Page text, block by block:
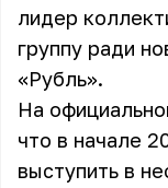
лидер
группу ради
«Рубль».
На
что в начале
выступить в